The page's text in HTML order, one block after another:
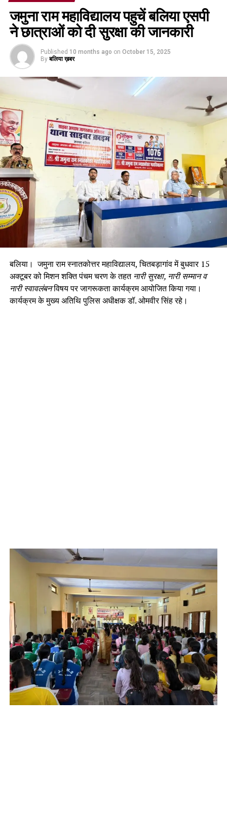
जमुना राम महाविद्यालय पहुचें बलिया एसपी
ने छात्राओं को दी सुरक्षा की जानकारी
Published 10 months ago on October 15, 2025
By बलिया ख़बर
बलिया। जमुना राम स्नातकोत्तर महाविद्यालय, चितबड़ागांव में बुधवार 15
अक्टूबर को मिशन शक्ति पंचम चरण के तहत नारी सुरक्षा, नारी सम्मान व
नारी स्वावलंबनविषय पर जागरूकता कार्यक्रम आयोजित किया गया।
कार्यक्रम के मुख्य अतिथि पुलिस अधीक्षक डॉ. ओमवीर सिंह रहे।